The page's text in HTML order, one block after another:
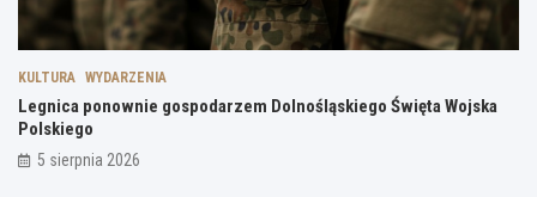
KULTURA WYDARZENIA
Legnica ponownie gospodarzem Dolnośląskiego Święta Wojska
Polskiego
5 sierpnia 2026